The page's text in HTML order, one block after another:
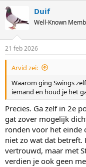
Duif
Well-Known
21 feb 2026
Arvid zei:
Waarom ging Swings
iemand en houd je het
Precies. Ga zelf in 2e
gat zover mogelijk
ronden voor het einde
niet zo wat dat
vertrouwd, maar met
verdien je ook geen